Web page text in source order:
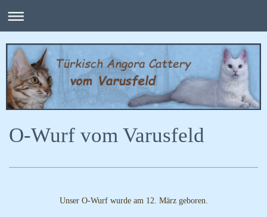
O-Wurf vom Varusfeld
Unser O-Wurf wurde am 12. März geboren.